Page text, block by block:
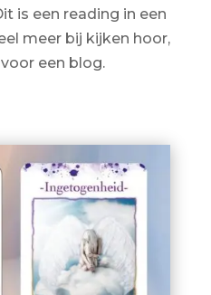
is een reading in een
meer bij kijken hoor,
een blog.